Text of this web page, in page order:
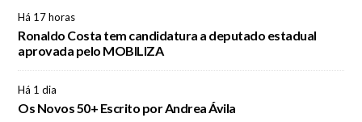
Há 17 horas
Ronaldo Costa tem candidatura a deputado estadual
aprovada pelo MOBILIZA
Há 1 dia
Os Novos 50+ Escrito por Andrea Ávila